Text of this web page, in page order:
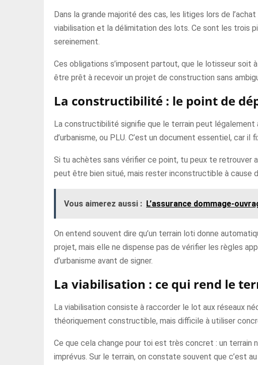
Dans la grande majorité des cas, les litiges lors de
viabilisation et la délimitation des lots. Ce sont les trois
sereinement.
Ces obligations s’imposent partout, que le lotisseur soit
être prêt à recevoir un projet de construction sans
La constructibilité : le point de
La constructibilité signifie que le terrain peut
d’urbanisme, ou PLU. C’est un document essentiel, car
Si tu achètes sans vérifier ce point, tu peux te retrouver
peut être bien situé, mais rester inconstructible à cause
Vous aimerez aussi : L’assurance dommage-
On entend souvent dire qu’un terrain loti donne
projet, mais elle ne dispense pas de vérifier les règles
d’urbanisme avant de signer.
La viabilisation : ce qui rend le
La viabilisation consiste à raccorder le lot aux réseaux
théoriquement constructible, mais difficile à utiliser
Ce que cela change pour toi est très concret : un terrain
imprévus. Sur le terrain, on constate souvent que c’est